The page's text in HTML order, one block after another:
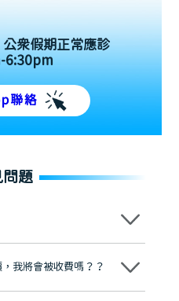
眾假期正常應診
6:30pm
聯絡
問題
訓，各分院匯聚來自香港、內地的
是諾貝爾種植系統全球放心植牙中
顧客，受到粵港澳大灣區及周邊城
我將會被收費嗎？？
不會被收取任何費用。